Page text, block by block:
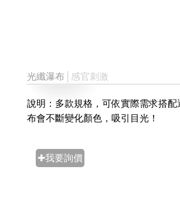
光纖瀑布 │感官刺激
說明：多款規格，可依實際需求搭配
布會不斷變化顏色，吸引目光！
✚我要詢價